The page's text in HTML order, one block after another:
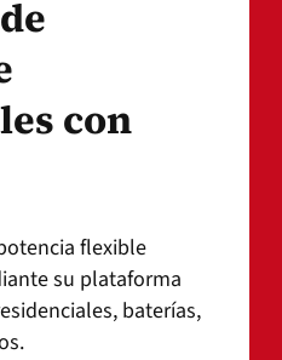
con
flexible
su plataforma
baterías,